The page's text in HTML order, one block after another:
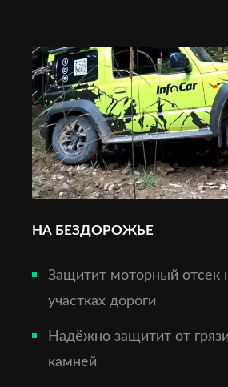
НА БЕЗДОРОЖЬЕ
Защитит моторный отсек
участках дороги
Надёжно защитит от
камней